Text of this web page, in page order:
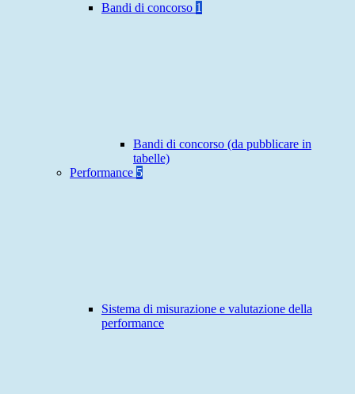
Bandi di concorso 1
Bandi di concorso (da pubblicare in
tabelle)
Performance 5
Sistema di misurazione e valutazione della
performance